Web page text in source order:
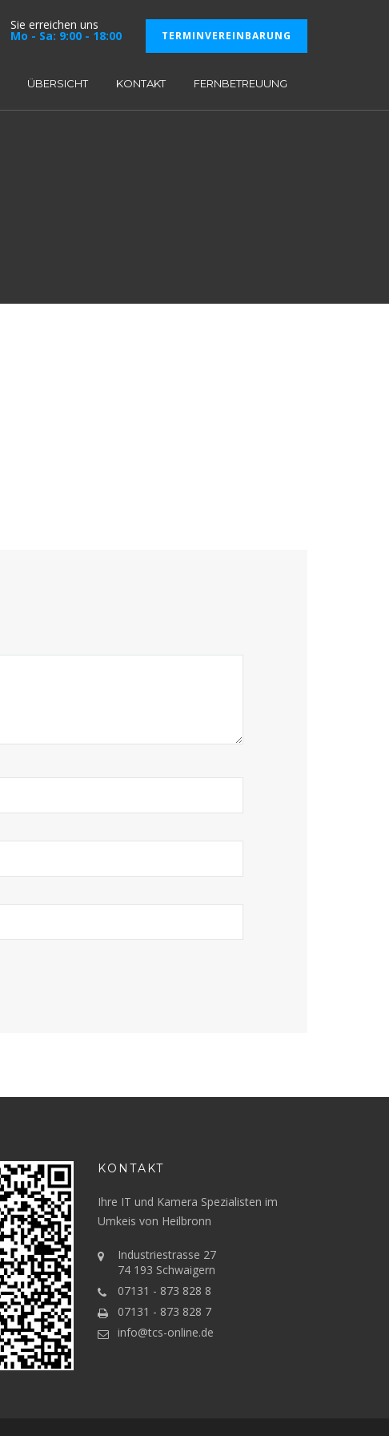
Sie erreichen uns
Mo - Sa: 9:00 - 18:00 TERMINVEREINBARUNG
ÜBERSICHT KONTAKT FERNBETREUUNG
KONTAKT
Ihre IT und Kamera Spezialisten im
Umkeis von Heilbronn
Industriestrasse 27
74 193 Schwaigern
07131 - 873 828 8
07131 - 873 828 7
info@tcs-online.de